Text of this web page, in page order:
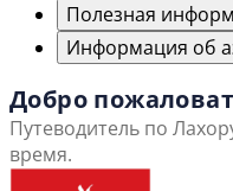
Полезная
Информация об
Добро
Путеводитель по
время.